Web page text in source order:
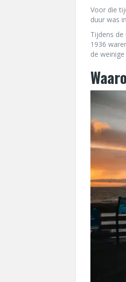
Voor die
duur was
Tijdens
1936
de